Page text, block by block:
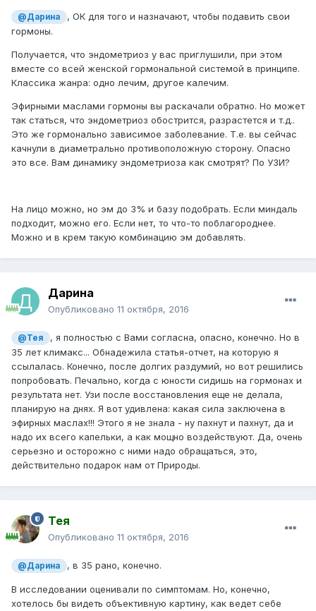
@Дарина
, ОК для того и назначают, чтобы подавить свои
гормоны.
Получается, что эндометриоз у вас приглушили, при этом
вместе со всей женской гормональной системой в принципе.
Классика жанра: одно лечим, другое калечим.
Эфирными маслами гормоны вы раскачали обратно. Но может
так статься, что эндометриоз обострится, разрастется и т.д..
Это же гормонально зависимое заболевание. Т.е. вы сейчас
качнули в диаметрально противоположную сторону. Опасно
это все. Вам динамику эндометриоза как смотрят? По УЗИ?
На лицо можно, но эм до 3% и базу подобрать. Если миндаль
подходит, можно его. Если нет, то что-то поблагороднее.
Можно и в крем такую комбинацию эм добавлять.
Дарина
Опубликовано 11 октября, 2016
@Тея
, я полностью с Вами согласна, опасно, конечно. Но в
35 лет климакс... Обнадежила статья-отчет, на которую я
ссылалась. Конечно, после долгих раздумий, но вот решились
попробовать. Печально, когда с юности сидишь на гормонах и
результата нет. Узи после восстановления еще не делала,
планирую на днях. Я вот удивлена: какая сила заключена в
эфирных маслах!!! Этого я не знала - ну пахнут и пахнут, да и
надо их всего капельки, а как мощно воздействуют. Да, очень
серьезно и осторожно с ними надо обращаться, это,
действительно подарок нам от Природы.
Тея
Опубликовано 11 октября, 2016
@Дарина , в 35 рано, конечно.
В исследовании оценивали по симптомам. Но, конечно,
хотелось бы видеть объективную картину, как ведет себе